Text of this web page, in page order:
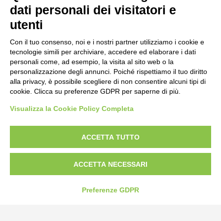
Borgo San Martino 44, 12060 Pocapaglia CN
Tel:0172-478161
Fax: 0172-487399
info@bogliano.it
Privacy Policy
Modifica preferenze cookie
dati personali dei visitatori e
utenti
Con il tuo consenso, noi e i nostri partner utilizziamo i cookie e
tecnologie simili per archiviare, accedere ed elaborare i dati
personali come, ad esempio, la visita al sito web o la
personalizzazione degli annunci. Poiché rispettiamo il tuo diritto
alla privacy, è possibile scegliere di non consentire alcuni tipi di
cookie. Clicca su preferenze GDPR per saperne di più.
Visualizza la Cookie Policy Completa
ACCETTA TUTTO
ACCETTA NECESSARI
Preferenze GDPR